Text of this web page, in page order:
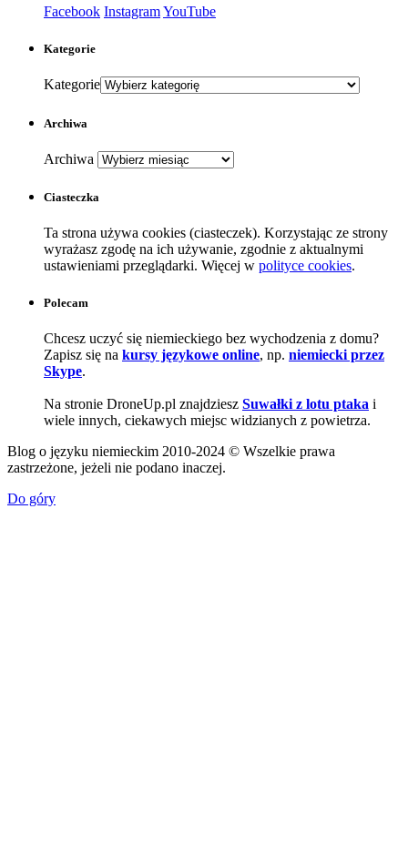
Facebook InstagramYouTube
Kategorie
Kategorie
Archiwa
Archiwa
Ciasteczka
Ta strona używa cookies (ciasteczek). Korzystając ze strony
wyrażasz zgodę na ich używanie, zgodnie z aktualnymi
ustawieniami przeglądarki. Więcej w polityce cookies.
Polecam
Chcesz uczyć się niemieckiego bez wychodzenia z domu?
Zapisz się na kursy językowe online, np. niemiecki przez
Skype.
Na stronie DroneUp.pl znajdziesz Suwałki z lotu ptaka i
wiele innych, ciekawych miejsc widzianych z powietrza.
Blog o języku niemieckim 2010-2024 © Wszelkie prawa
zastrzeżone, jeżeli nie podano inaczej.
Do góry